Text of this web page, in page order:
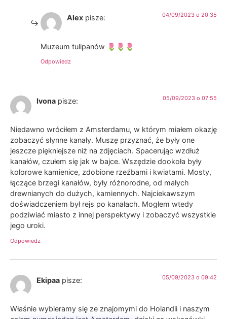
Alex pisze: 04/09/2023 o 20:35
Muzeum tulipanów 🌷🌷🌷
Odpowiedz
Ivona pisze: 05/09/2023 o 07:55
Niedawno wróciłem z Amsterdamu, w którym miałem okazję
zobaczyć słynne kanały. Muszę przyznać, że były one
jeszcze piękniejsze niż na zdjęciach. Spacerując wzdłuż
kanałów, czułem się jak w bajce. Wszędzie dookoła były
kolorowe kamienice, zdobione rzeźbami i kwiatami. Mosty,
łączące brzegi kanałów, były różnorodne, od małych
drewnianych do dużych, kamiennych. Najciekawszym
doświadczeniem był rejs po kanałach. Mogłem wtedy
podziwiać miasto z innej perspektywy i zobaczyć wszystkie
jego uroki.
Odpowiedz
Ekipaa pisze: 05/09/2023 o 09:42
Właśnie wybieramy się ze znajomymi do Holandii i naszym